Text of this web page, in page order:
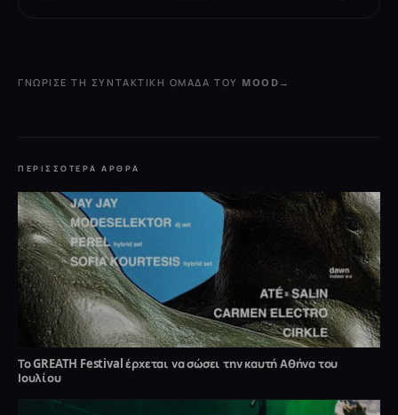
ΓΝΏΡΙΣΕ ΤΗ ΣΥΝΤΑΚΤΙΚΉ ΟΜΆΔΑ ΤΟΥ MOOD →
ΠΕΡΙΣΣΌΤΕΡΑ ΆΡΘΡΑ
Το GREATH Festival έρχεται να σώσει την καυτή Αθήνα του
Ιουλίου